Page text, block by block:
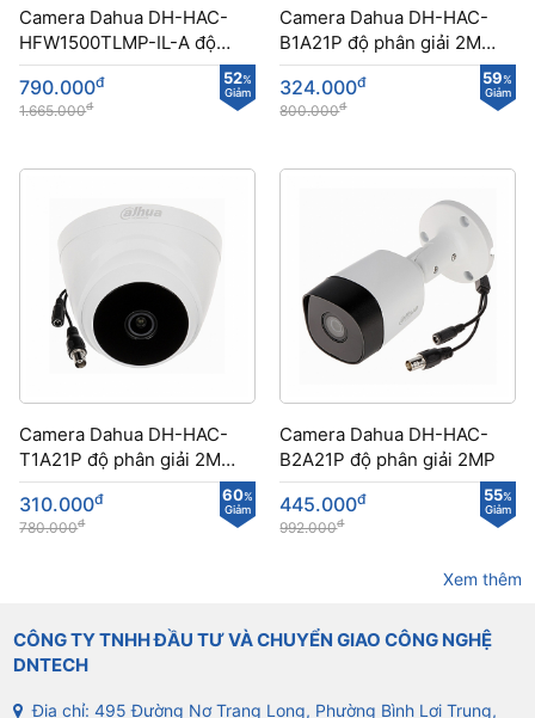
Camera Dahua DH-HAC-
HFW1500TLMP-IL-A độ
phân giải 5MP
52%
Giảm
790.000đ
1.665.000đ
Camera Dahua DH-HAC-
B1A21P​​ độ phân giải 2MP
lắp đặt trong nhà và ngoài
sân
59%
Giảm
324.000đ
800.000đ
Camera Dahua DH-HAC-
T1A21P​​ độ phân giải 2MP
lắp đặt trong nhà
60%
Giảm
310.000đ
780.000đ
Camera Dahua DH-HAC-
B2A21P​ độ phân giải 2MP
55%
Giảm
445.000đ
992.000đ
Xem thêm
CÔNG TY TNHH ĐẦU TƯ VÀ CHUYỂN GIAO CÔNG NGHỆ
DNTECH
Địa chỉ: 495 Đường Nơ Trang Long, Phường Bình Lợi Trung,